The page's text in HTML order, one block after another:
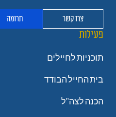
צרו קשר תרומה
פעילות
תוכניות לחיילים
בית החייל הבודד
הכנה לצה"ל